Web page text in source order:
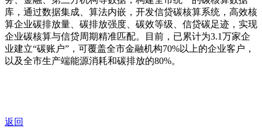
库，通过数据集成、算法内嵌，开发信贷碳核算系统，高效核
算企业碳排放量、碳排放强度、碳效等级、信贷碳足迹，实现
企业碳核算与信贷周期精准匹配。目前，已累计为3.1万家企
业建立“碳账户”，可覆盖全市金融机构70%以上的企业客户，
以及全市生产端能源消耗和碳排放的80%。
返回